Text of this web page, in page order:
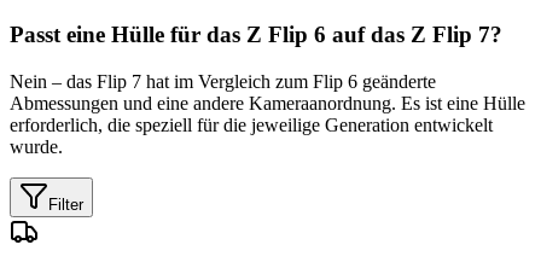
Passt eine Hülle für das Z Flip 6 auf das Z Flip 7?
Nein – das Flip 7 hat im Vergleich zum Flip 6 geänderte
Abmessungen und eine andere Kameraanordnung. Es ist eine Hülle
erforderlich, die speziell für die jeweilige Generation entwickelt
wurde.
Filter